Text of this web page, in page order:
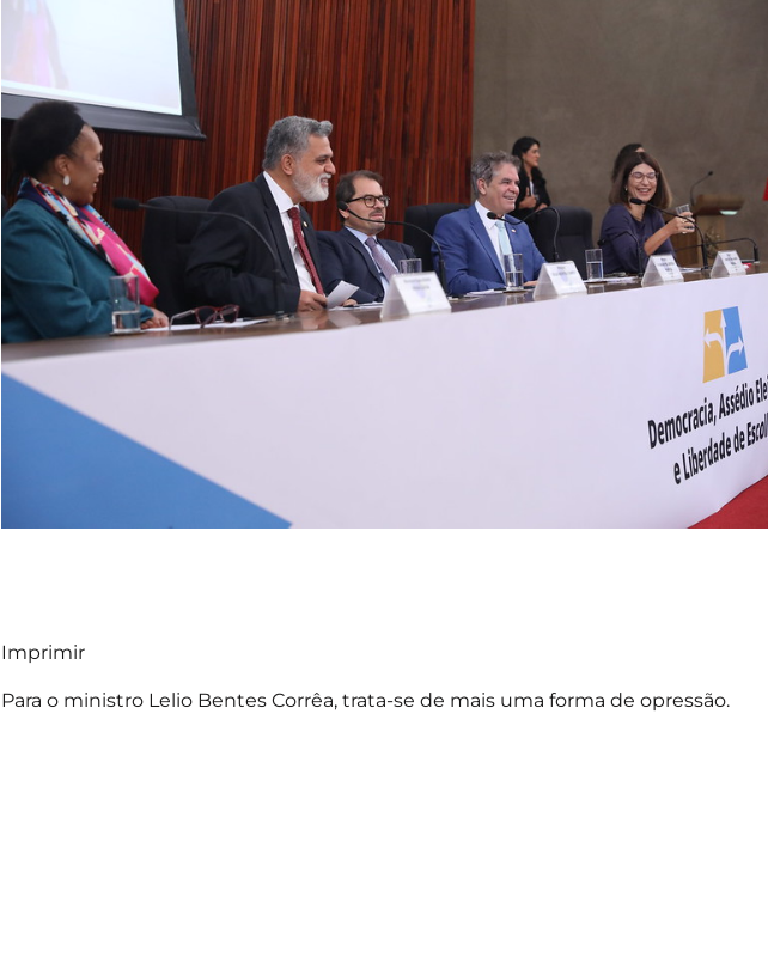
Imprimir
Para o ministro Lelio Bentes Corrêa, trata-se de mais uma forma de opressão.